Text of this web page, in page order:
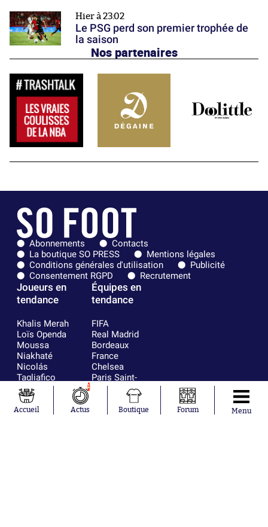
Hier à 23:02
Le PSG perd son premier trophée de
la saison
Nos partenaires
Abonnements
Contacts
La boutique SO PRESS
Mentions légales
Conditions générales d'utilisation
Publicité
Consentement RGPD
Recrutement
Joueurs en
tendance
Khalis Merah
Loïs Openda
Moussa
Niakhaté
Nicolás
Tagliafico
Pavel Šulc
Gauthier Hein
Lionel Messi
Équipes en
tendance
FIFA
Real Madrid
Bordeaux
France
Chelsea
Paris Saint-
Germain
Olympique
lyonnais
Accueil
1
Actus Boutique Forum Menu